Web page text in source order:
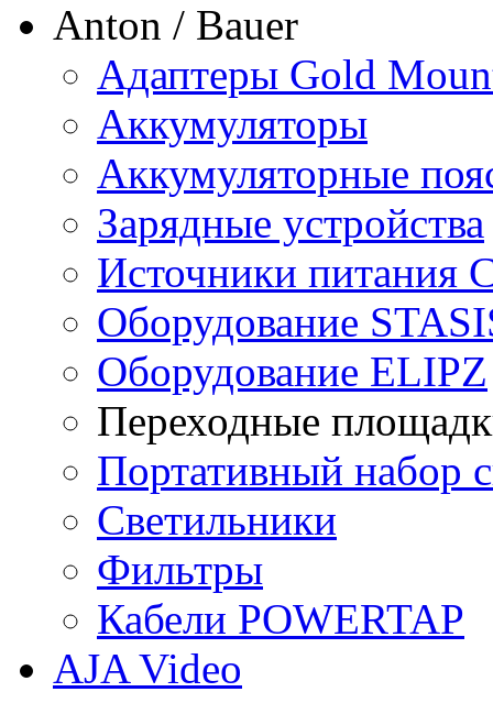
Anton / Bauer
Адаптеры Gold
Аккумуляторы
Аккумуляторные
Зарядные устройства
Источники питания
Оборудование
Оборудование ELIPZ
Переходные
Портативный набор
Светильники
Фильтры
Кабели POWERTAP
AJA Video